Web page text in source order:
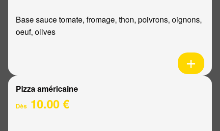
Base sauce tomate, fromage, thon, poivrons, oignons,
oeuf, olives
Pizza américaine
Dès 10.00 €